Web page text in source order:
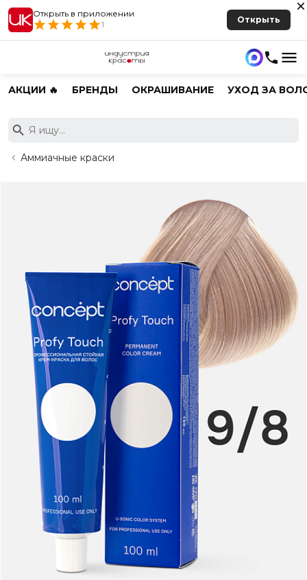
Открыть в приложении
1
Открыть
АКЦИИ 🔥 БРЕНДЫ ОКРАШИВАНИЕ УХОД ЗА
Аммиачные краски